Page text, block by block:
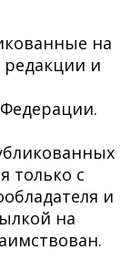
на
редакции и
только с
и
на